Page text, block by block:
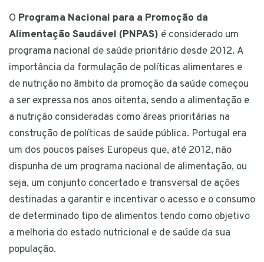
O Programa Nacional para a Promoção da
Alimentação Saudável (PNPAS) é considerado um
programa nacional de saúde prioritário desde 2012. A
importância da formulação de políticas alimentares e
de nutrição no âmbito da promoção da saúde começou
a ser expressa nos anos oitenta, sendo a alimentação e
a nutrição consideradas como áreas prioritárias na
construção de políticas de saúde pública. Portugal era
um dos poucos países Europeus que, até 2012, não
dispunha de um programa nacional de alimentação, ou
seja, um conjunto concertado e transversal de ações
destinadas a garantir e incentivar o acesso e o consumo
de determinado tipo de alimentos tendo como objetivo
a melhoria do estado nutricional e de saúde da sua
população.